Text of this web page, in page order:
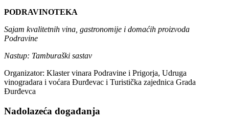
PODRAVINOTEKA
Sajam kvalitetnih vina, gastronomije i domaćih proizvoda
Podravine
Nastup: Tamburaški sastav
Organizator: Klaster vinara Podravine i Prigorja, Udruga
vinogradara i voćara Đurđevac i Turistička zajednica Grada
Đurđevca
Nadolazeća događanja